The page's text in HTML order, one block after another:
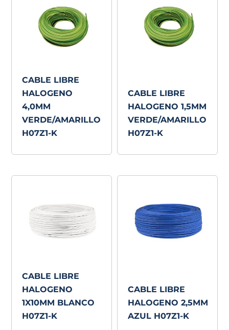
CABLE LIBRE
HALOGENO
4,0MM
VERDE/AMARILLO
H07Z1-K
CABLE LIBRE
HALOGENO 1,5MM
VERDE/AMARILLO
H07Z1-K
CABLE LIBRE
HALOGENO
1X10MM BLANCO
H07Z1-K
CABLE LIBRE
HALOGENO 2,5MM
AZUL H07Z1-K